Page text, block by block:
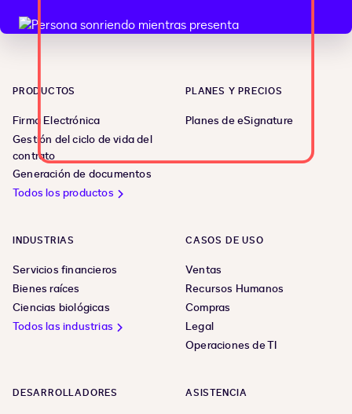
PRODUCTOS
Firma Electrónica
Gestión del ciclo de vida del
contrato
Generación de documentos
Todos los productos
PLANES Y PRECIOS
Planes de eSignature
INDUSTRIAS
Servicios financieros
Bienes raíces
Ciencias biológicas
Todos las industrias
CASOS DE USO
Ventas
Recursos Humanos
Compras
Legal
Operaciones de TI
DESARROLLADORES ASISTENCIA